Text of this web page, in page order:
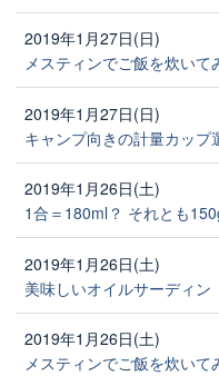
2019年1月27日(日)
メスティンでご飯を炊いて
2019年1月27日(日)
キャンプ向きの計量カップ
2019年1月26日(土)
1合＝180ml？ それとも
2019年1月26日(土)
美味しいオイルサーディン
2019年1月26日(土)
メスティンでご飯を炊いて